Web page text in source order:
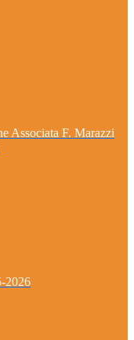
Associata F. Marazzi
2026